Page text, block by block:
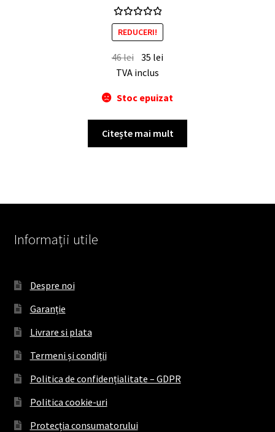
Evaluat
la5.00
REDUCERI!
46lei 35 lei
TVA inclus
Stoc epuizat
Citește mai mult
Informații utile
Despre noi
Garanție
Livrare si plata
Termeni și condiții
Politica de confidențialitate – GDPR
Politica cookie-uri
Protecția consumatorului